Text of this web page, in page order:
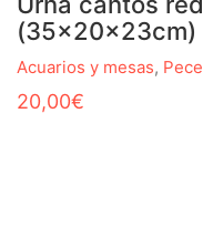
(35x20x23cm)
Acuarios y mesas,
20,00€